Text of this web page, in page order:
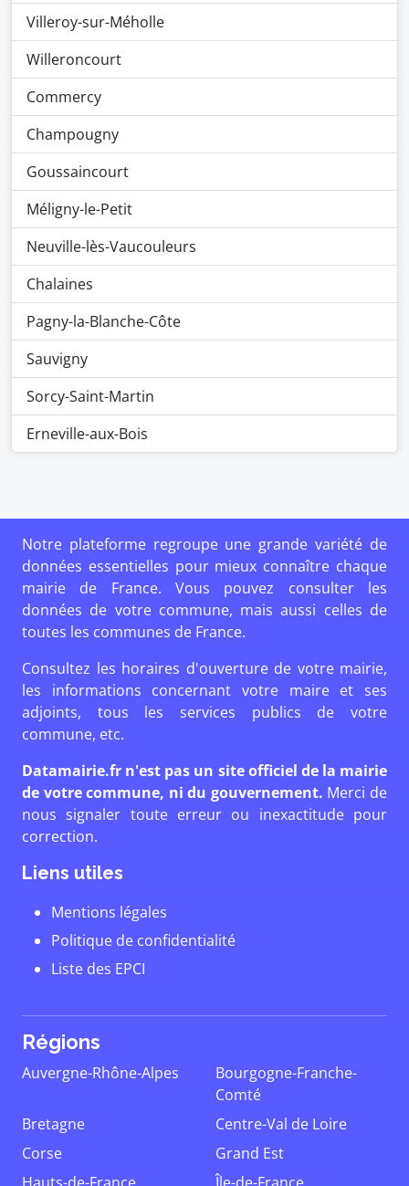
Villeroy-sur-Méholle
Willeroncourt
Commercy
Champougny
Goussaincourt
Méligny-le-Petit
Neuville-lès-Vaucouleurs
Chalaines
Pagny-la-Blanche-Côte
Sauvigny
Sorcy-Saint-Martin
Erneville-aux-Bois
Notre plateforme regroupe une grande variété de
données essentielles pour mieux connaître chaque
mairie de France. Vous pouvez consulter les
données de votre commune, mais aussi celles de
toutes les communes de France.
Consultez les horaires d'ouverture de votre mairie,
les informations concernant votre maire et ses
adjoints, tous les services publics de votre
commune, etc.
Datamairie.fr n'est pas un site officiel de la mairie
de votre commune, ni du gouvernement. Merci de
nous signaler toute erreur ou inexactitude pour
correction.
Liens utiles
Mentions légales
Politique de confidentialité
Liste des EPCI
Régions
Auvergne-Rhône-Alpes
Bourgogne-Franche-
Comté
Bretagne
Centre-Val de Loire
Corse
Grand Est